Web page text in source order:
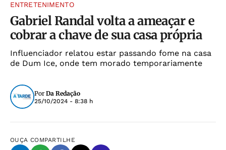
ENTRETENIMENTO
Gabriel Randal volta a ameaçar e
cobrar a chave de sua casa própria
Influenciador relatou estar passando fome na casa
de Dum Ice, onde tem morado temporariamente
Por Da Redação
25/10/2024 - 8:38 h
OUÇA COMPARTILHE